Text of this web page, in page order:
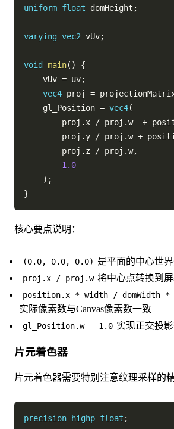
uniform float domHeight ;
varying vec2 vUv;
void main( )
{
    vUv
= uv;
vec4 proj =
    gl_Position
= vec4(
        proj
. x / proj .w +
        proj
.y / proj .w +
        proj
. z / proj .w,
1.0
) ;
}
核心要点说明：
(0.0, 0.0, 0.0) 是平面的中心世
proj.x / proj.w 将中心点转换到
position.x * width / domWidth *
实际像素数与Canvas像素数一致
gl_Position.w = 1.0 实现正交投
片元着色器
片元着色器需要特别注意纹理采样的
precision highp float ;